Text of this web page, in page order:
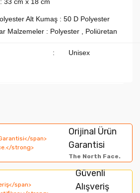
33 cm x 18 cm
Alt Kumaş : 50 D Polyester
Malzemeler : Polyester , Poliüretan
: Unisex
Yorum Yaz
tarafımıza iletebilirsiniz.
için teşekkür ederiz.
bozuk veya görüntülenemiyor.
eksik bilgiler bulunuyor.
Orijinal Ürün
Garantisi
The North Face.
Güvenli
Alışveriş